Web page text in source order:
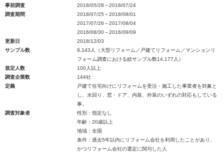
事前調査
2018/05/28～2018/07/24
調査期間
2018/07/25～2018/08/01
2017/07/26～2017/08/04
2016/08/30～2016/09/09
更新日
2018/12/03
サンプル数
9,143人（大型リフォーム／戸建てリフォーム／マンションリ
フォーム調査における総サンプル数14,177人）
規定人数
100人以上
調査企業数
144社
定義
戸建て住宅向けにリフォームを受注・施工した事業者を対象と
し、水回り、窓・ドア、内装、外装のいずれの対応もしている
事。
調査対象者
性別：指定なし
年齢：20歳以上
地域：全国
条件：過去5年以内にリフォーム会社を利用したことがあり、
かつリフォーム会社の選定に関与した人